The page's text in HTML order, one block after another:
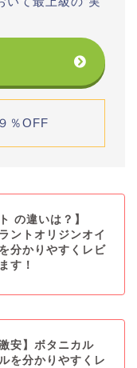
％OFF
の違いは？】
トオリジンオイ
分かりやすくレビ
す！
激安】ボタニカル
を分かりやすくレ